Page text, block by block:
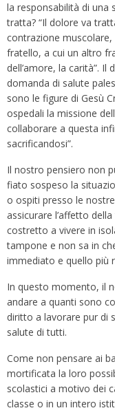
la responsabilità di una
tratta? “Il dolore va
contrazione muscolare,
fratello, a cui un altro
dell’amore, la carità”. Il
domanda di salute
sono le figure di Gesù
ospedali la missione
collaborare a questa
sacrificandosi”.
Il nostro pensiero non
fiato sospeso la
o ospiti presso le
assicurare l’affetto
costretto a vivere in
tampone e non sa in
immediato e quello più
In questo momento, il
andare a quanti sono
diritto a lavorare pur di
salute di tutti.
Come non pensare ai
mortificata la loro
scolastici a motivo dei
classe o in un intero